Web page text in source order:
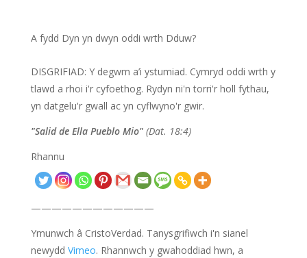
A fydd Dyn yn dwyn oddi wrth Dduw?
DISGRIFIAD: Y degwm a’i ystumiad. Cymryd oddi wrth y
tlawd a rhoi i'r cyfoethog. Rydyn ni'n torri'r holl fythau,
yn datgelu'r gwall ac yn cyflwyno'r gwir.
"Salid de Ella Pueblo Mio" (Dat. 18:4)
Rhannu
————————————
Ymunwch â CristoVerdad. Tanysgrifiwch i'n sianel
newydd Vimeo. Rhannwch y gwahoddiad hwn, a